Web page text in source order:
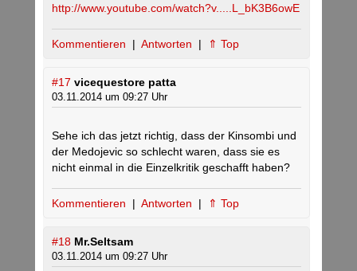
http://www.youtube.com/watch?v.....L_bK3B6owE
Kommentieren | Antworten | ⇑ Top
#17 vicequestore patta
03.11.2014 um 09:27 Uhr
Sehe ich das jetzt richtig, dass der Kinsombi und
der Medojevic so schlecht waren, dass sie es
nicht einmal in die Einzelkritik geschafft haben?
Kommentieren | Antworten | ⇑ Top
#18 Mr.Seltsam
03.11.2014 um 09:27 Uhr